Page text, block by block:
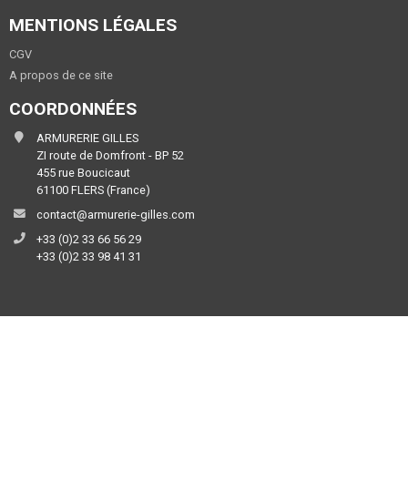
MENTIONS LÉGALES
CGV
A propos de ce site
COORDONNÉES
ARMURERIE GILLES
ZI route de Domfront - BP 52
455 rue Boucicaut
61100 FLERS (France)
contact@armurerie-gilles.com
+33 (0)2 33 66 56 29
+33 (0)2 33 98 41 31